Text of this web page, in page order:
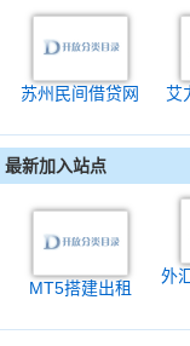
苏州民间借贷网 艾
最新加入站点
MT5搭建出租
外